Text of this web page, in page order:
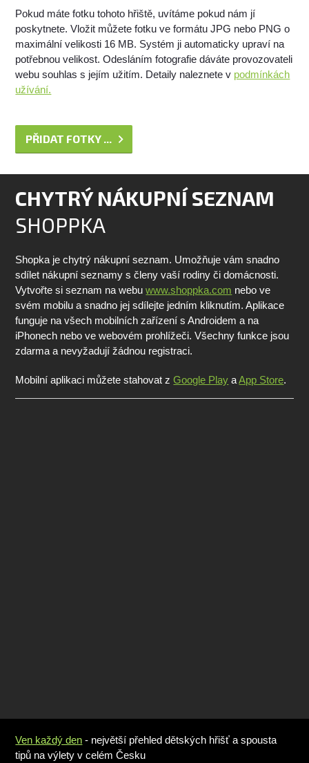
Pokud máte fotku tohoto hřiště, uvítáme pokud nám jí
poskytnete. Vložit můžete fotku ve formátu JPG nebo PNG o
maximální velikosti 16 MB. Systém ji automaticky upraví na
potřebnou velikost. Odesláním fotografie dáváte provozovateli
webu souhlas s jejím užitím. Detaily naleznete v podmínkách
užívání.
PŘIDAT FOTKY ...
CHYTRÝ NÁKUPNÍ SEZNAM
SHOPPKA
Shopka je chytrý nákupní seznam. Umožňuje vám snadno
sdílet nákupní seznamy s členy vaší rodiny či domácnosti.
Vytvořte si seznam na webuwww.shoppka.com nebo ve
svém mobilu a snadno jej sdílejte jedním kliknutím. Aplikace
funguje na všech mobilních zařízení s Androidem a na
iPhonech nebo ve webovém prohlížeči. Všechny funkce jsou
zdarma a nevyžadují žádnou registraci.
Mobilní aplikaci můžete stahovat zGoogle Play aApp Store.
Ven každý den - největší přehled dětských hřišť a spousta
tipů na výlety v celém Česku